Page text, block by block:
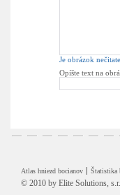
Je obrázok
Opíšte text na
Atlas hniezd bocianov Štatistika
© 2010 by Elite Solutions,